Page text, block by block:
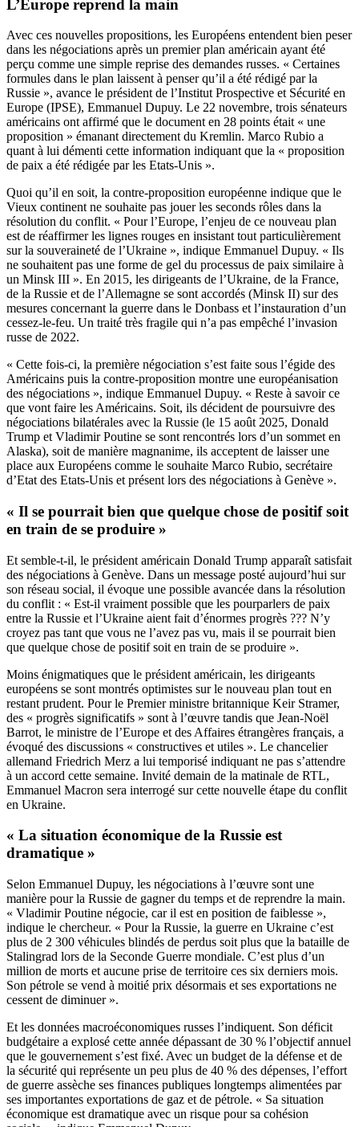
L’Europe reprend la main
Avec ces nouvelles propositions, les Européens entendent bien peser
dans les négociations après un premier plan américain ayant été
perçu comme une simple reprise des demandes russes. « Certaines
formules dans le plan laissent à penser qu’il a été rédigé par la
Russie », avance le président de l’Institut Prospective et Sécurité en
Europe (IPSE), Emmanuel Dupuy. Le 22 novembre, trois sénateurs
américains ont affirmé que le document en 28 points était « une
proposition » émanant directement du Kremlin. Marco Rubio a
quant à lui démenti cette information indiquant que la « proposition
de paix a été rédigée par les Etats-Unis ».
Quoi qu’il en soit, la contre-proposition européenne indique que le
Vieux continent ne souhaite pas jouer les seconds rôles dans la
résolution du conflit. « Pour l’Europe, l’enjeu de ce nouveau plan
est de réaffirmer les lignes rouges en insistant tout particulièrement
sur la souveraineté de l’Ukraine », indique Emmanuel Dupuy. « Ils
ne souhaitent pas une forme de gel du processus de paix similaire à
un Minsk III ». En 2015, les dirigeants de l’Ukraine, de la France,
de la Russie et de l’Allemagne se sont accordés (Minsk II) sur des
mesures concernant la guerre dans le Donbass et l’instauration d’un
cessez-le-feu. Un traité très fragile qui n’a pas empêché l’invasion
russe de 2022.
« Cette fois-ci, la première négociation s’est faite sous l’égide des
Américains puis la contre-proposition montre une européanisation
des négociations », indique Emmanuel Dupuy. « Reste à savoir ce
que vont faire les Américains. Soit, ils décident de poursuivre des
négociations bilatérales avec la Russie (le 15 août 2025, Donald
Trump et Vladimir Poutine se sont rencontrés lors d’un sommet en
Alaska), soit de manière magnanime, ils acceptent de laisser une
place aux Européens comme le souhaite Marco Rubio, secrétaire
d’Etat des Etats-Unis et présent lors des négociations à Genève ».
« Il se pourrait bien que quelque chose de positif soit
en train de se produire »
Et semble-t-il, le président américain Donald Trump apparaît satisfait
des négociations à Genève. Dans un message posté aujourd’hui sur
son réseau social, il évoque une possible avancée dans la résolution
du conflit : « Est-il vraiment possible que les pourparlers de paix
entre la Russie et l’Ukraine aient fait d’énormes progrès ??? N’y
croyez pas tant que vous ne l’avez pas vu, mais il se pourrait bien
que quelque chose de positif soit en train de se produire ».
Moins énigmatiques que le président américain, les dirigeants
européens se sont montrés optimistes sur le nouveau plan tout en
restant prudent. Pour le Premier ministre britannique Keir Stramer,
des « progrès significatifs » sont à l’œuvre tandis que Jean-Noël
Barrot, le ministre de l’Europe et des Affaires étrangères français, a
évoqué des discussions « constructives et utiles ». Le chancelier
allemand Friedrich Merz a lui temporisé indiquant ne pas s’attendre
à un accord cette semaine. Invité demain de la matinale de RTL,
Emmanuel Macron sera interrogé sur cette nouvelle étape du conflit
en Ukraine.
« La situation économique de la Russie est
dramatique »
Selon Emmanuel Dupuy, les négociations à l’œuvre sont une
manière pour la Russie de gagner du temps et de reprendre la main.
« Vladimir Poutine négocie, car il est en position de faiblesse »,
indique le chercheur. « Pour la Russie, la guerre en Ukraine c’est
plus de 2 300 véhicules blindés de perdus soit plus que la bataille de
Stalingrad lors de la Seconde Guerre mondiale. C’est plus d’un
million de morts et aucune prise de territoire ces six derniers mois.
Son pétrole se vend à moitié prix désormais et ses exportations ne
cessent de diminuer ».
Et les données macroéconomiques russes l’indiquent. Son déficit
budgétaire a explosé cette année dépassant de 30 % l’objectif annuel
que le gouvernement s’est fixé. Avec un budget de la défense et de
la sécurité qui représente un peu plus de 40 % des dépenses, l’effort
de guerre assèche ses finances publiques longtemps alimentées par
ses importantes exportations de gaz et de pétrole. « Sa situation
économique est dramatique avec un risque pour sa cohésion